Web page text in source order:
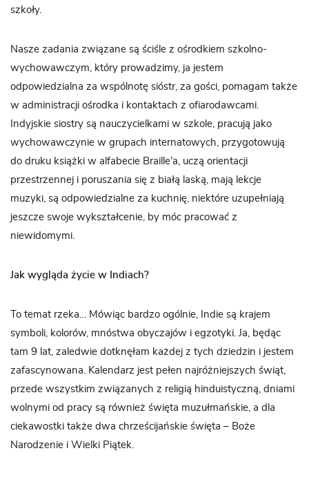
szkoły.
Nasze zadania związane są ściśle z ośrodkiem szkolno-
wychowawczym, który prowadzimy, ja jestem
odpowiedzialna za wspólnotę sióstr, za gości, pomagam także
w administracji ośrodka i kontaktach z ofiarodawcami.
Indyjskie siostry są nauczycielkami w szkole, pracują jako
wychowawczynie w grupach internatowych, przygotowują
do druku książki w alfabecie Braille’a, uczą orientacji
przestrzennej i poruszania się z białą laską, mają lekcje
muzyki, są odpowiedzialne za kuchnię, niektóre uzupełniają
jeszcze swoje wykształcenie, by móc pracować z
niewidomymi.
Jak wygląda życie w Indiach?
To temat rzeka… Mówiąc bardzo ogólnie, Indie są krajem
symboli, kolorów, mnóstwa obyczajów i egzotyki. Ja, będąc
tam 9 lat, zaledwie dotknęłam każdej z tych dziedzin i jestem
zafascynowana. Kalendarz jest pełen najróżniejszych świąt,
przede wszystkim związanych z religią hinduistyczną, dniami
wolnymi od pracy są również święta muzułmańskie, a dla
ciekawostki także dwa chrześcijańskie święta – Boże
Narodzenie i Wielki Piątek.